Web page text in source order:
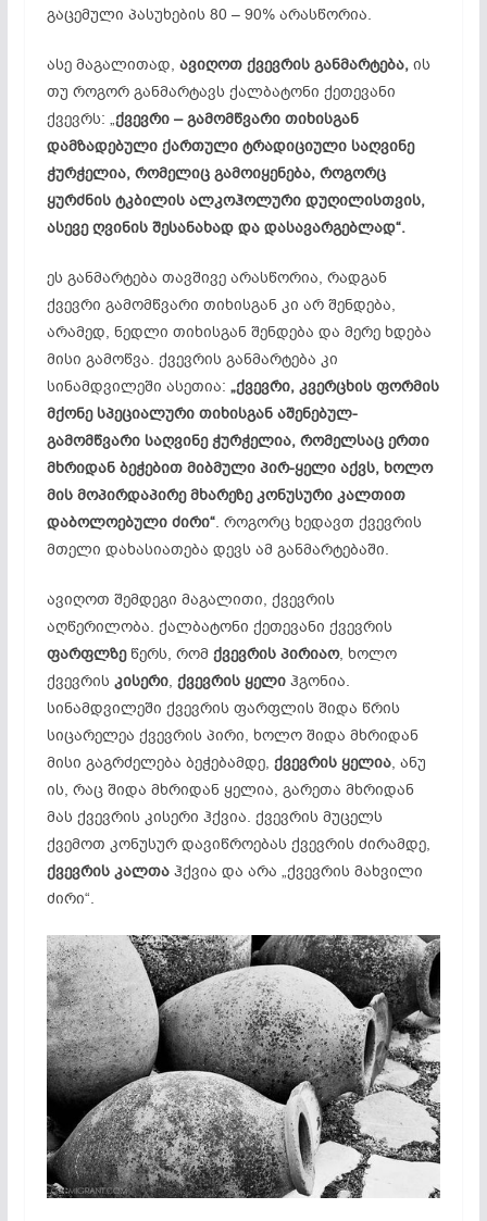
გაცემული პასუხების 80 – 90% არასწორია.
ასე მაგალითად, ავიღოთ ქვევრის განმარტება,ის
თუ როგორ განმარტავს ქალბატონი ქეთევანი
ქვევრს: „ქვევრი – გამომწვარი თიხისგან
დამზადებული ქართული ტრადიციული საღვინე
ჭურჭელია, რომელიც გამოიყენება, როგორც
ყურძნის ტკბილის ალკოჰოლური დუღილისთვის,
ასევე ღვინის შესანახად და დასავარგებლად“.
ეს განმარტება თავშივე არასწორია, რადგან
ქვევრი გამომწვარი თიხისგან კი არ შენდება,
არამედ, ნედლი თიხისგან შენდება და მერე ხდება
მისი გამოწვა. ქვევრის განმარტება კი
სინამდვილეში ასეთია: „ქვევრი, კვერცხის ფორმის
მქონე სპეციალური თიხისგან აშენებულ-
გამომწვარისაღვინე ჭურჭელია, რომელსაც ერთი
მხრიდან ბეჭებით მიბმული პირ-ყელიაქვს, ხოლო
მის მოპირდაპირე მხარეზე კონუსური კალთით
დაბოლოებული ძირი“. როგორც ხედავთ ქვევრის
მთელი დახასიათება დევს ამ განმარტებაში.
ავიღოთ შემდეგი მაგალითი, ქვევრის
აღწერილობა. ქალბატონი ქეთევანი ქვევრის
ფარფლზეწერს, რომ ქვევრის პირიაო, ხოლო
ქვევრის კისერი, ქვევრის ყელიჰგონია.
სინამდვილეში ქვევრის ფარფლის შიდა წრის
სიცარელეა ქვევრის პირი, ხოლო შიდა მხრიდან
მისი გაგრძელება ბეჭებამდე, ქვევრის ყელია, ანუ
ის, რაც შიდა მხრიდან ყელია, გარეთა მხრიდან
მას ქვევრის კისერი ჰქვია. ქვევრის მუცელს
ქვემოთ კონუსურდავიწროებას ქვევრის ძირამდე,
ქვევრის კალთაჰქვია და არა „ქვევრის მახვილი
ძირი“.